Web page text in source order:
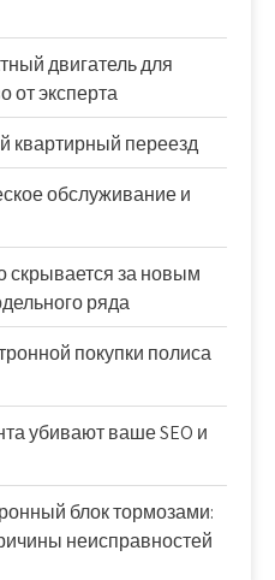
двигатель для
от эксперта
квартирный переезд
обслуживание и
скрывается за новым
ряда
покупки полиса
убивают ваше SEO и
блок тормозами:
неисправностей